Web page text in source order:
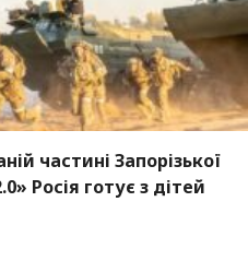
частині Запорізької
Росія готує з дітей